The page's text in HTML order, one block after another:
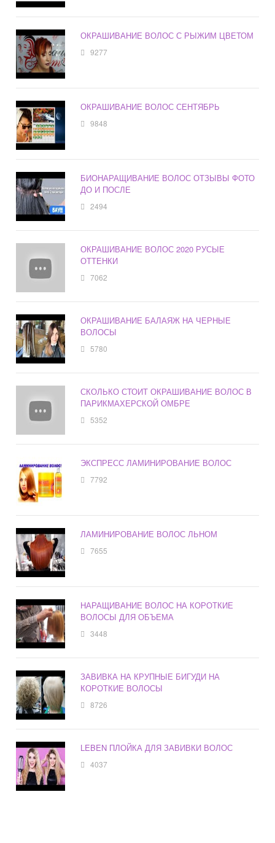
ОКРАШИВАНИЕ ВОЛОС С РЫЖИМ ЦВЕТОМ
9277
ОКРАШИВАНИЕ ВОЛОС СЕНТЯБРЬ
9848
БИОНАРАЩИВАНИЕ ВОЛОС ОТЗЫВЫ ФОТО
ДО И ПОСЛЕ
2494
ОКРАШИВАНИЕ ВОЛОС 2020 РУСЫЕ
ОТТЕНКИ
7062
ОКРАШИВАНИЕ БАЛАЯЖ НА ЧЕРНЫЕ
ВОЛОСЫ
5780
СКОЛЬКО СТОИТ ОКРАШИВАНИЕ ВОЛОС В
ПАРИКМАХЕРСКОЙ ОМБРЕ
5352
ЭКСПРЕСС ЛАМИНИРОВАНИЕ ВОЛОС
7792
ЛАМИНИРОВАНИЕ ВОЛОС ЛЬНОМ
7655
НАРАЩИВАНИЕ ВОЛОС НА КОРОТКИЕ
ВОЛОСЫ ДЛЯ ОБЪЕМА
3448
ЗАВИВКА НА КРУПНЫЕ БИГУДИ НА
КОРОТКИЕ ВОЛОСЫ
8726
LEBEN ПЛОЙКА ДЛЯ ЗАВИВКИ ВОЛОС
4037